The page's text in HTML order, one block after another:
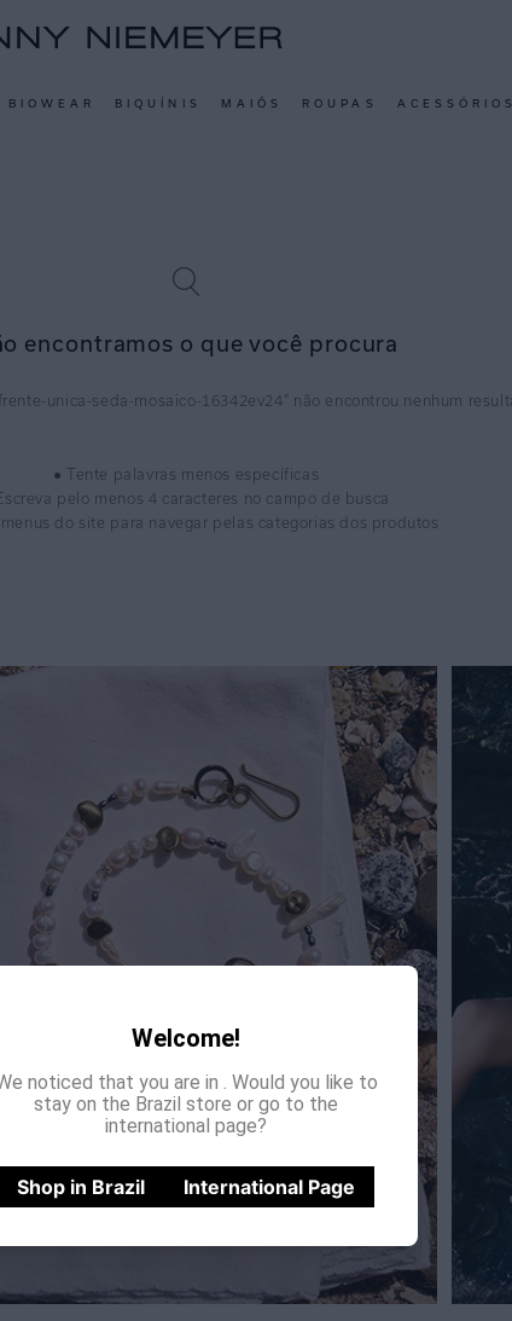
BIOWEAR BIQUÍNIS MAIÔS ROUPAS ACESSÓRIOS
Welcome!
noticed that you are in
. Would you like to
stay on the Brazil store or go to the
international page?
Shop in Brazil International Page
encontramos o que você procura
unica-seda-mosaico-16342ev24
● Tente palavras menos específicas
pelo menos 4 caracteres no campo de busca
menus do site para navegar pelas categorias dos produtos